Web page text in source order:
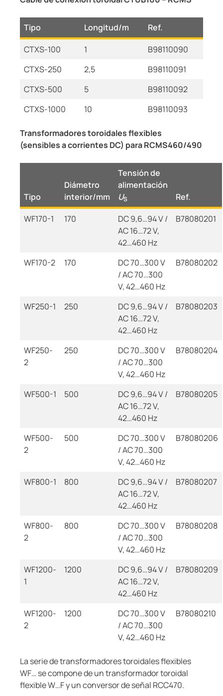
Tipo Longitud/m
Ref.
CTXS-100
1
B98110090
CTXS-250
2,5
B98110091
CTXS-500
5
B98110092
CTXS-1000
10 B98110093
Transformadores toroidales flexibles
(sensibles a corrientes DC) para RCMS460/490
Tipo
Diámetro
interior/mm
Tensión de
alimentación
US
Ref.
WF170-1
170
DC 9,6…94 V /
AC 16…72 V,
42…460 Hz
B78080201
WF170-2 170
DC 70…300 V
/ AC 70…300
V, 42…460 Hz
B78080202
WF250-1 250
DC 9,6…94 V /
AC 16…72 V,
42…460 Hz
B78080203
WF250-
2
250
DC 70…300 V
/ AC 70…300
V, 42…460 Hz
B78080204
WF500-1 500
DC 9,6…94 V /
AC 16…72 V,
42…460 Hz
B78080205
WF500-
2
500
DC 70…300 V
/ AC 70…300
V, 42…460 Hz
B78080206
WF800-1 800
DC 9,6…94 V /
AC 16…72 V,
42…460 Hz
B78080207
WF800-
2
800
DC 70…300 V
/ AC 70…300
V, 42…460 Hz
B78080208
WF1200-
1
1200
DC 9,6…94 V /
AC 16…72 V,
42…460 Hz
B78080209
WF1200-
2
1200
DC 70…300 V
/ AC 70…300
V, 42…460 Hz
B78080210
La serie de transformadores toroidales flexibles
WF… se compone de un transformador toroidal
flexible W…F y un conversor de señal RCC470.